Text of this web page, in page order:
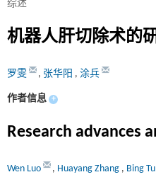
综述
机器人肝切除术的
罗雯 , 张华阳 , 涂兵
作者信息 +
Research advances
Wen Luo , Huayang Zhang , Bing Tu